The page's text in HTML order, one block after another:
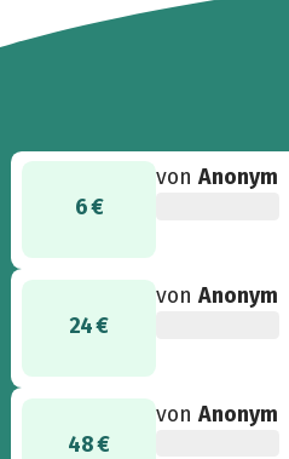
6 €
vonAnonym
24 €
vonAnonym
48 €
vonAnonym